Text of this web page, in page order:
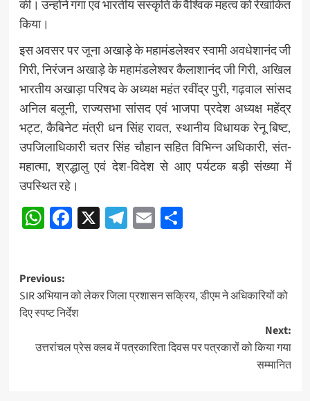
की। उन्होंने गंगा एवं भारतीय संस्कृति के वैश्विक महत्व को रेखांकित
किया।
इस अवसर पर जूना अखाड़े के महामंडलेश्वर स्वामी अवधेशानंद जी
गिरी, निरंजन अखाड़े के महामंडलेश्वर कैलाशानंद जी गिरी, अखिल
भारतीय अखाड़ा परिषद के अध्यक्ष महंत रवींद्र पुरी, गढ़वाल सांसद
अनिल बलूनी, राज्यसभा सांसद एवं भाजपा प्रदेश अध्यक्ष महेंद्र
भट्ट, कैबिनेट मंत्री धन सिंह रावत, स्थानीय विधायक रेनू बिष्ट,
उपजिलाधिकारी चतर सिंह चौहान सहित विभिन्न अधिकारी, संत-
महात्मा, श्रद्धालु एवं देश-विदेश से आए पर्यटक बड़ी संख्या में
उपस्थित रहे।
WhatsApp
Facebook
X Telegram
EmailShare
Post
navigation
Previous:
SIR अभियान को लेकर जिला प्रशासन सक्रिय, डीएम ने अधिकारियों को
दिए स्पष्ट निर्देश
Next:
उत्तरांचल प्रेस क्लब में पत्रकारिता दिवस पर पत्रकारों को किया गया
सम्मानित